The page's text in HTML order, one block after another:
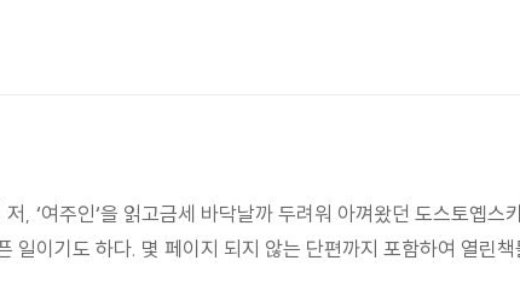
, ‘여주인‘을 읽고금세 바닥날까 두려워 아껴왔던 도스토옙
일이기도 하다. 몇 페이지 되지 않는 단편까지 포함하여 열린